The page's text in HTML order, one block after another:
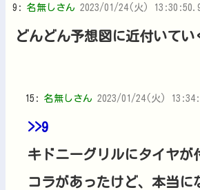
9: 名無しさん 2023/01/24(火)
どんどん予想図に近付いてい
15: 名無しさん 2023/01/24(火)
>>9
キドニーグリルにタイヤが
コラがあったけど、本当に